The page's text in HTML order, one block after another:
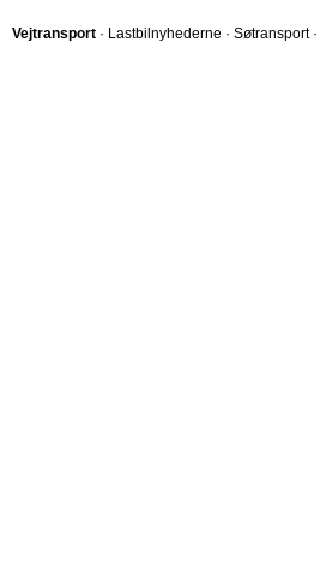
Vejtransport · Lastbilnyhederne · Søtransport ·